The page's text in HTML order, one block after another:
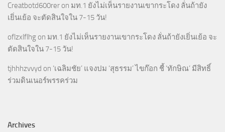
Creatbotd600rer on มท.1 ยังไม่เห็นรายงานเขากระโดง ลั่นถ้ายัง
เยิ่นเย้อ จะตัดสินใจใน 7-15 วัน!
oflzxlflhg on มท.1 ยังไม่เห็นรายงานเขากระโดง ลั่นถ้ายังเยิ่นเย้อ จะ
ตัดสินใจใน 7-15 วัน!
tjhhhzvvyd on ‘เฉลิมชัย’ แจงปม ‘สุธรรม’ ไขก๊อก ชี้ ‘ทักษิณ’ มีสิทธิ์
ร่วมดินเนอร์พรรคร่วม
Archives